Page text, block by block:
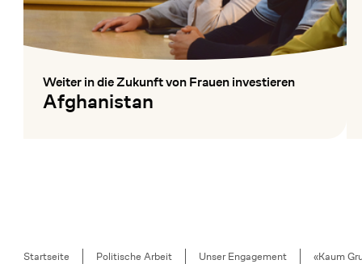
Weiter in die Zukunft von Frauen investieren
:
Afghanistan
Breadcrumb
Startseite Politische Arbeit Unser Engagement «Kaum